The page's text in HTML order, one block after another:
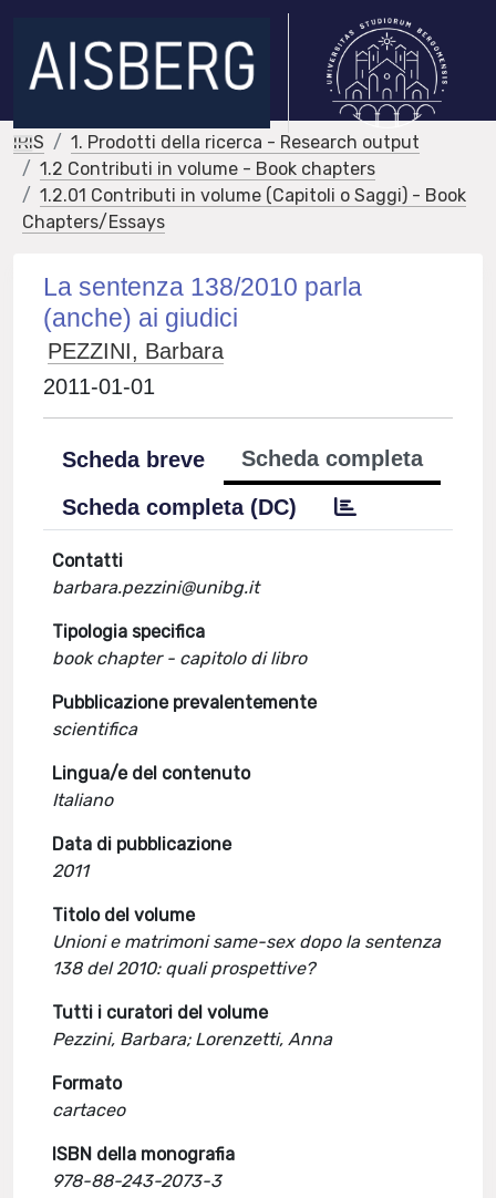
IRIS
1. Prodotti della ricerca - Research output
1.2 Contributi in volume - Book chapters
1.2.01 Contributi in volume (Capitoli o Saggi) - Book
Chapters/Essays
La sentenza 138/2010 parla
(anche) ai giudici
PEZZINI, Barbara
2011-01-01
Scheda breve
Scheda completa
Scheda completa (DC)
Contatti
barbara.pezzini@unibg.it
Tipologia specifica
book chapter - capitolo di libro
Pubblicazione prevalentemente
scientifica
Lingua/e del contenuto
Italiano
Data di pubblicazione
2011
Titolo del volume
Unioni e matrimoni same-sex dopo la sentenza
138 del 2010: quali prospettive?
Tutti i curatori del volume
Pezzini, Barbara; Lorenzetti, Anna
Formato
cartaceo
ISBN della monografia
978-88-243-2073-3